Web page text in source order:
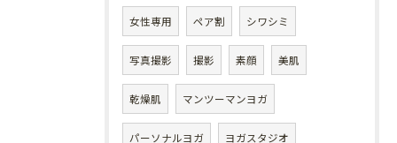
女性専用 ペア割 シワシミ
写真撮影 撮影 素顔 美肌
乾燥肌 マンツーマンヨガ
パーソナルヨガ ヨガスタジオ